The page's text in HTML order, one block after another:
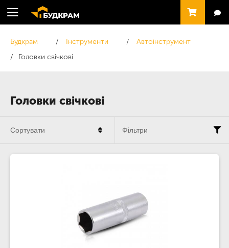
Головки свічкові
Будкрам Інструменти
Автоінструмент
Головки свічкові
Сортувати Фільтри